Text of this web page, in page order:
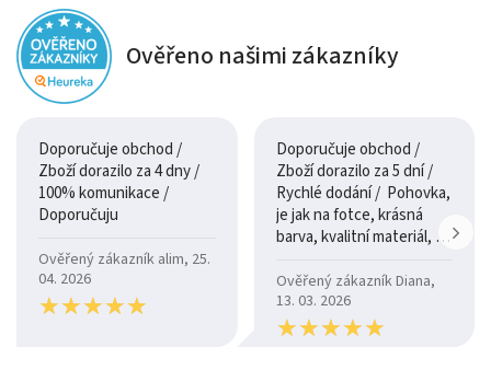
Ověřeno našimi zákazníky
Doporučuje obchod /
Zboží dorazilo za 4 dny /
100% komunikace /
Doporučuju
Ověřený zákazník alim, 25.
04. 2026
★★★★★
★★★★★
Doporučuje obchod /
Zboží dorazilo za 5 dní /
Rychlé dodání / Pohovka,
je jak na fotce, krásná
barva, kvalitní materiál, a
Ověřený zákazník Diana,
13. 03. 2026
★★★★★
★★★★★